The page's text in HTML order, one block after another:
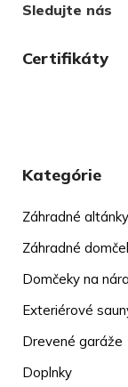
Sledujte nás
Certifikáty
Kategórie
Záhradné altánky
Záhradné
Domčeky na
Exteriérové
Drevené garáže
Doplnky